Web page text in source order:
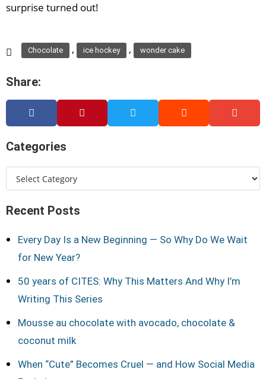
surprise turned out!
Chocolate , ice hockey , wonder cake
Share:
Categories
Recent Posts
Every Day Is a New Beginning — So Why Do We Wait
for New Year?
50 years of CITES: Why This Matters And Why I’m
Writing This Series
Mousse au chocolate with avocado, chocolate &
coconut milk
When “Cute” Becomes Cruel — and How Social Media